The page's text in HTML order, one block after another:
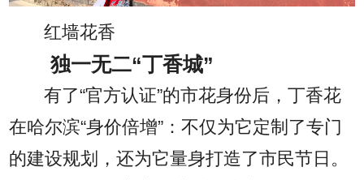
红墙花香
独一无二“丁香城”
有了“官方认证”的市花身份后，丁香花
在哈尔滨“身价倍增”：不仅为它定制了专门
的建设规划，还为它量身打造了市民节日。